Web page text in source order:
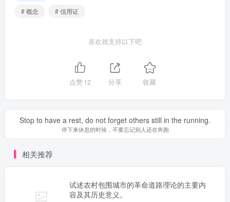
# 概念
# 信用证
喜欢就支持以下吧
点赞12 分享 收藏
Stop to have a rest, do not forget others still in the running.
停下来休息的时候，不要忘记别人还在奔跑
相关推荐
试述农村包围城市的革命道路理论的主要内
容及其历史意义。